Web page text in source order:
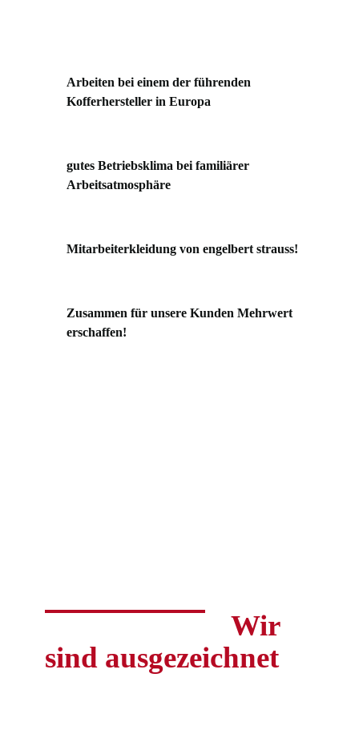
Arbeiten bei einem der führenden
Kofferhersteller in Europa
gutes Betriebsklima bei familiärer
Arbeitsatmosphäre
Mitarbeiterkleidung von engelbert strauss!
Zusammen für unsere Kunden Mehrwert
erschaffen!
Wir
sind ausgezeichnet